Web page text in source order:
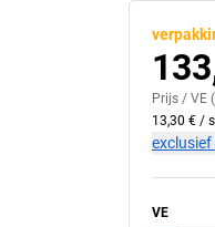
Prijs / VE
13,30 € /
VE